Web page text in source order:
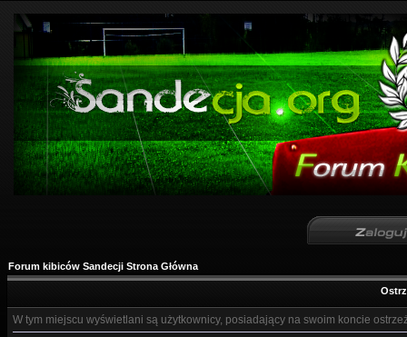
Forum kibiców Sandecji Strona Główna
W tym miejscu wyświetlani są użytkownicy, posiadający na swoim koncie